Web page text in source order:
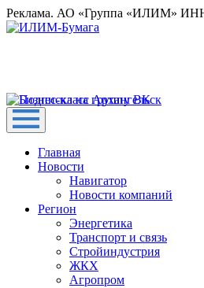
Реклама. АО «Группа «ИЛИМ»
Главная
Новости
Навигатор
Новости компаний
Регион
Энергетика
Транспорт и связь
Стройиндустрия
ЖКХ
Агропром